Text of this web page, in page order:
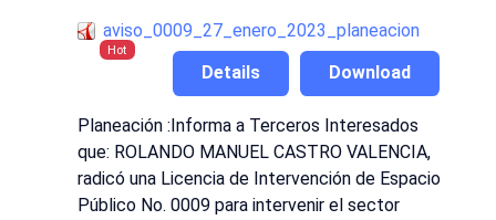
aviso_0009_27_enero_2023_planeacion
Hot
Download
Details
Planeación :Informa a Terceros Interesados
que: ROLANDO MANUEL CASTRO VALENCIA,
radicó una Licencia de Intervención de Espacio
Público No. 0009 para intervenir el sector